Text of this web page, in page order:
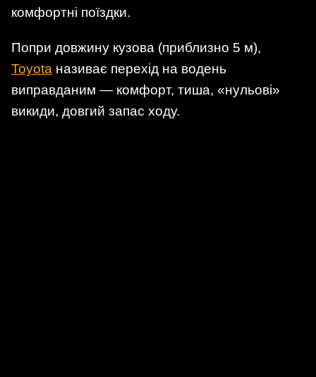
комфортні поїздки.
Попри довжину кузова (приблизно 5 м),
Toyota називає перехід на водень
виправданим — комфорт, тиша, «нульові»
викиди, довгий запас ходу.